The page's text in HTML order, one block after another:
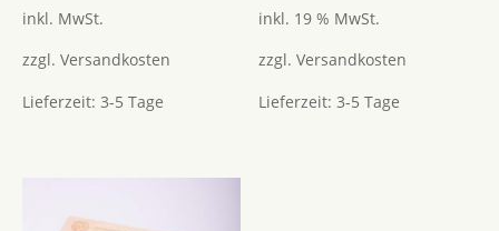
von 5
inkl. MwSt.
zzgl. Versandkosten
Lieferzeit: 3-5 Tage
von 5
inkl. 19 % MwSt.
zzgl.Versandkosten
Lieferzeit:3-5 Tage